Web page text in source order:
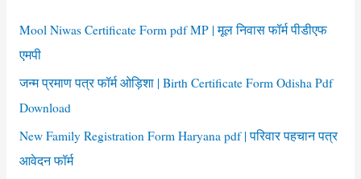
f
o
:
Mool Niwas Certificate Form pdf MP | मूल निवास फॉर्म पीडीएफ
एमपी
जन्म प्रमाण पत्र फॉर्म ओड़िशा | Birth Certificate Form Odisha Pdf
Download
New Family Registration Form Haryana pdf | परिवार पहचान पत्र
आवेदन फॉर्म